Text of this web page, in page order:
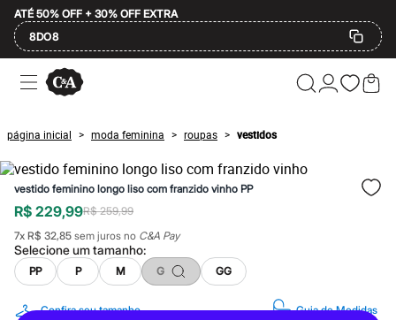
ATÉ 50% OFF + 30% OFF EXTRA
8DO8
Ofertas
Compre por Departamento
Masculino
Infantil
Calçados
Mindse7
Plus Size
2 calçados por R$189
2 peças por R$199
3 lingeries por R$99
3 itens de beleza por R$129
Até 20% off
Até 40% off
Até 60% off
página inicial > moda feminina > roupas > vestidos
vestido feminino longo liso com franzido vinho PP
R$ 229,99R$ 259,99
7x R$ 32,85 sem juros no C&A Pay
Selecione umtamanho:
PP P M G GG
Confira seu tamanho Guia de Medidas